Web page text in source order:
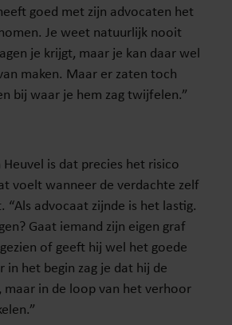
goed met zijn advocaten het
Je weet natuurlijk nooit
je krijgt, maar je kan daar wel
maken. Maar er zaten toch
bij waar je hem zag twijfelen.”
Heuvel is dat precies het risico
voelt wanneer de verdachte zelf
advocaat zijnde is het lastig.
Gaat iemand zijn eigen graf
of geeft hij wel het goede
in het begin zag je dat hij de
maar in de loop van het verhoor